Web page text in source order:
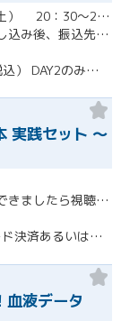
10/10（土)、10/17（土） 20：30～22：00開催
ZOOMにて開催。お申し込み後、振込先の案内メールをお送り致します。
DAY1のみ ¥4,980（税込） DAY2のみ ¥4,980（税込） 2日間セット ¥7,980（税込）
実践セット ～
・参加費の入金が確認できましたら視聴用URLとパスワードおよび資料をお申込みいただきましたメールアドレスに送付します。
¥4,000 クレジットカード決済あるいは銀行振込となります。
血液データ